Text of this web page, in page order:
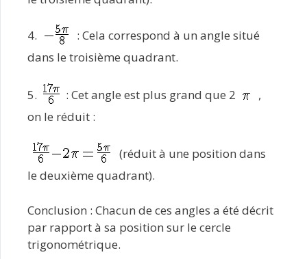
4.
: Cela correspond à un angle situé
dans le troisième quadrant.
5. : Cet angle est plus grand que 2
,
on le réduit :
(réduit à une position dans
le deuxième quadrant).
Conclusion : Chacun de ces angles a été décrit
par rapport à sa position sur le cercle
trigonométrique.